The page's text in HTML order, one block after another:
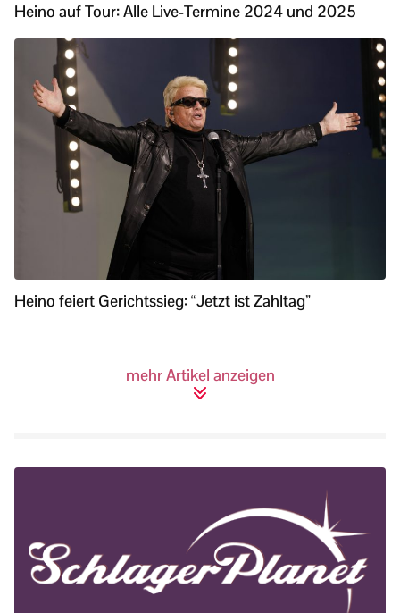
Heino auf Tour: Alle Live-Termine 2024 und 2025
Heino feiert Gerichtssieg: “Jetzt ist Zahltag”
mehr Artikel anzeigen